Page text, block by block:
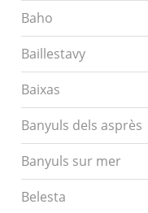
Baho
Baillestavy
Baixas
Banyuls dels asprès
Banyuls sur mer
Belesta